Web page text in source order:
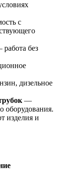
с
без
дизельное
—
оборудования.
изделия и